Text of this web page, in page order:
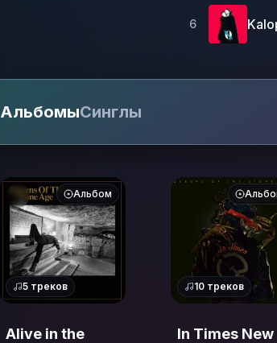
6
АльбомыСинглы
Альбом
5 треков
Alive in the
10 треков
In Times New